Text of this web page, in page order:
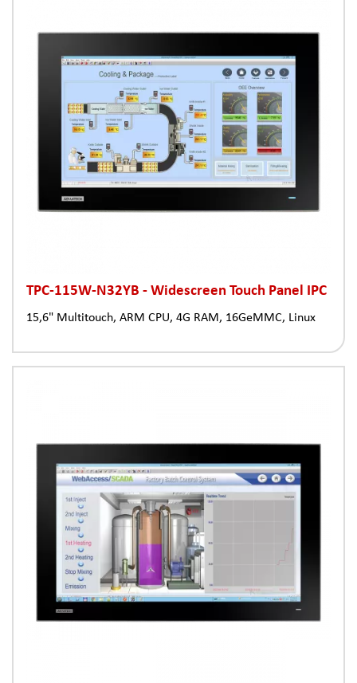
TPC-115W-N32YB - Widescreen Touch Panel IPC
15,6" Multitouch, ARM CPU, 4G RAM, 16GeMMC, Linux